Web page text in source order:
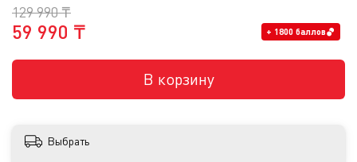
129 990 ₸
59 990 ₸ + 1800 баллов
В корзину
Выбрать